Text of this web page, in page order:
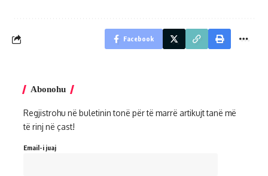
Facebook
Abonohu
Regjistrohu në buletinin tonë për të marrë artikujt tanë më
të rinj në çast!
Email-i juaj